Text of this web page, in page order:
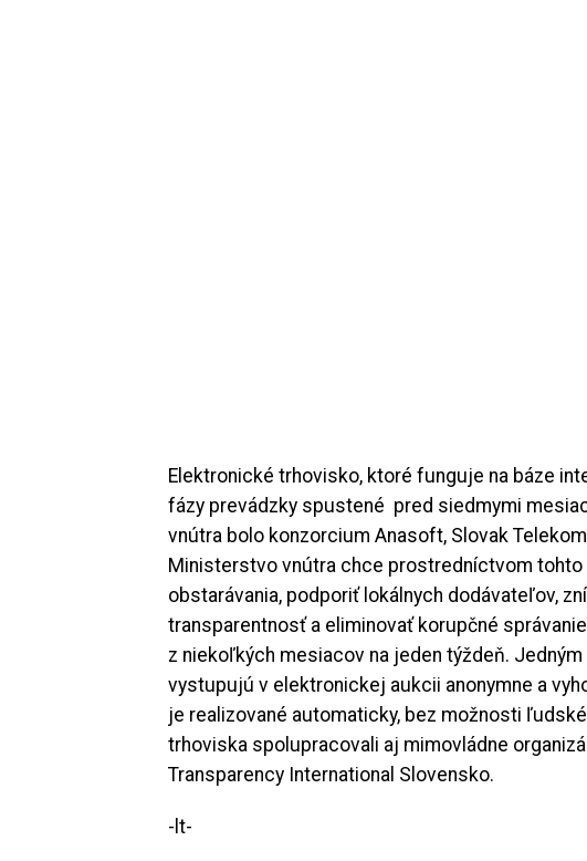
Elektronické trhovisko, ktoré funguje na báze
fázy prevádzky spustené pred siedmymi
vnútra bolo konzorcium Anasoft, Slovak
Ministerstvo vnútra chce prostredníctvom
obstarávania, podporiť lokálnych dodávateľov,
transparentnosť a eliminovať korupčné
z niekoľkých mesiacov na jeden týždeň.
vystupujú v elektronickej aukcii anonymne a
je realizované automaticky, bez možnosti
trhoviska spolupracovali aj mimovládne
Transparency International Slovensko.
-lt-